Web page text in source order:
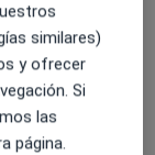
Reservar cita
Reservar cita
similares)
y ofrecer
Si
las
página.